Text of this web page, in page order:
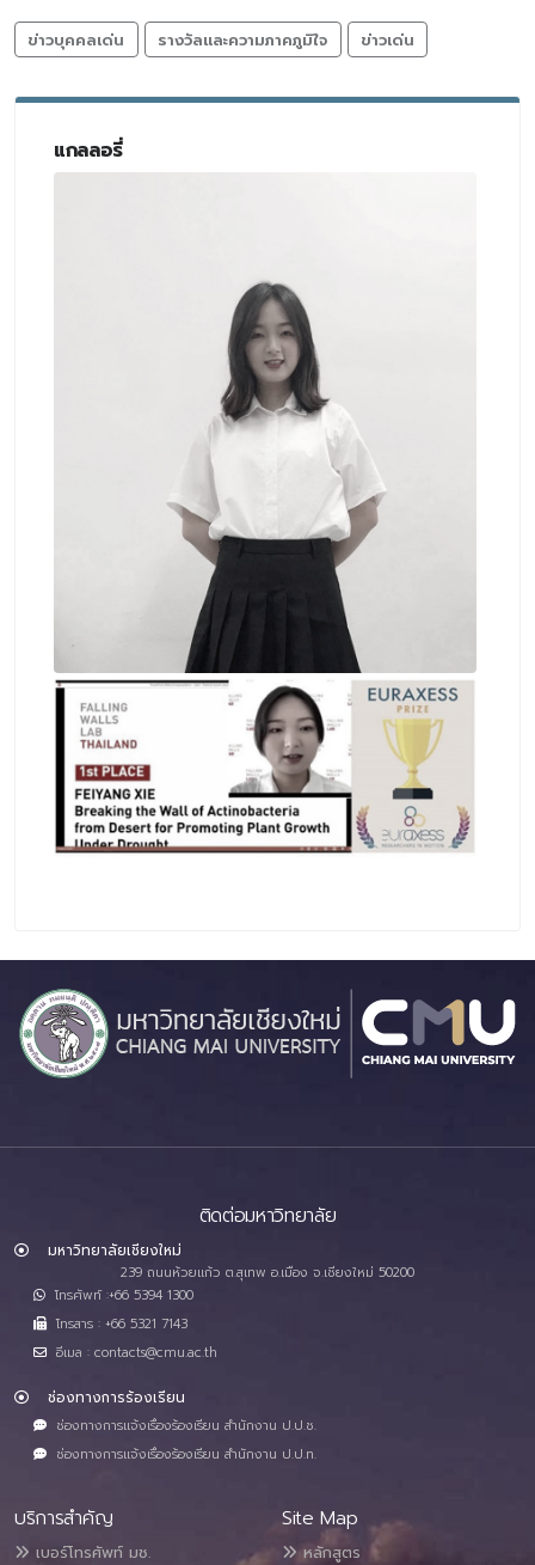
ข่าวบุคคลเด่น รางวัลและความภาคภูมิใจ ข่าวเด่น
แกลลอรี่
ติดต่อมหาวิทยาลัย
มหาวิทยาลัยเชียงใหม่
239 ถนนห้วยแก้ว ต.สุเทพ อ.เมือง จ.เชียงใหม่ 50200
โทรศัพท์ :+66 5394 1300
โทรสาร : +66 5321 7143
อีเมล : contacts@cmu.ac.th
ช่องทางการร้องเรียน
ช่องทางการแจ้งเรื่องร้องเรียน สำนักงาน ป.ป.ช.
ช่องทางการแจ้งเรื่องร้องเรียน สำนักงาน ป.ป.ท.
บริการสำคัญ
เบอร์โทรศัพท์ มช.
Site Map
หลักสูตร